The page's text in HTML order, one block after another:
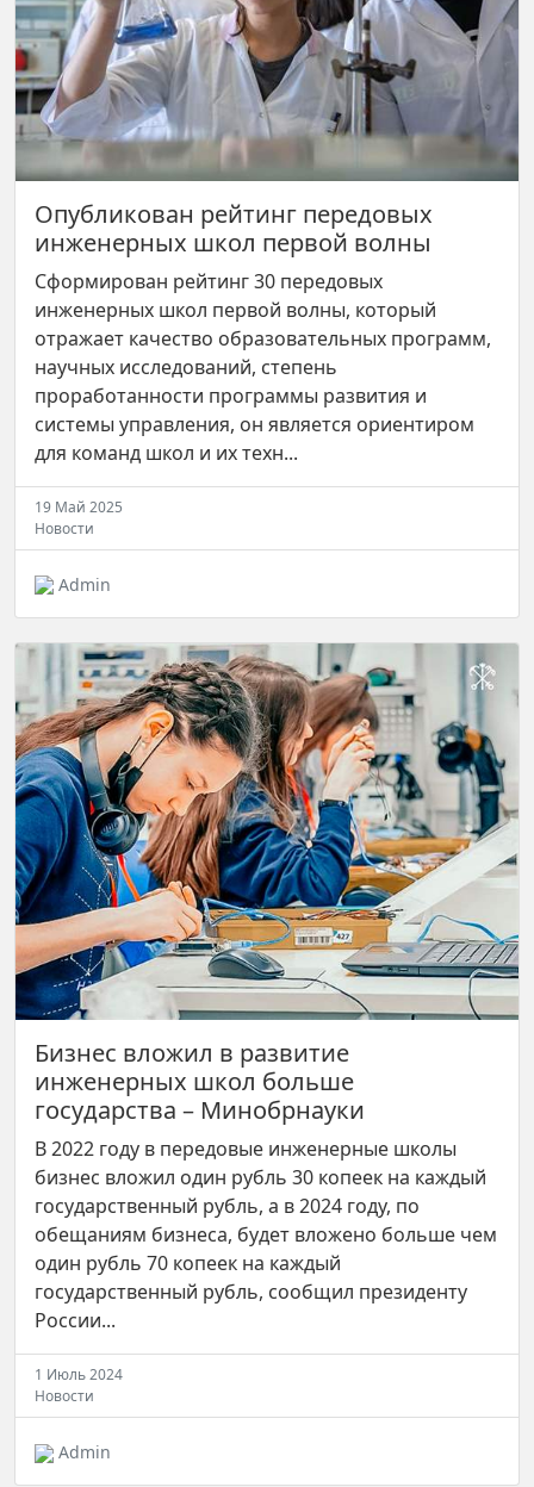
Опубликован рейтинг передовых
инженерных школ первой волны
Сформирован рейтинг 30 передовых
инженерных школ первой волны, который
отражает качество образовательных программ,
научных исследований, степень
проработанности программы развития и
системы управления, он является ориентиром
для команд школ и их техн...
19 Май 2025
Новости
Admin
Бизнес вложил в развитие
инженерных школ больше
государства – Минобрнауки
В 2022 году в передовые инженерные школы
бизнес вложил один рубль 30 копеек на каждый
государственный рубль, а в 2024 году, по
обещаниям бизнеса, будет вложено больше чем
один рубль 70 копеек на каждый
государственный рубль, сообщил президенту
России...
1 Июль 2024
Новости
Admin